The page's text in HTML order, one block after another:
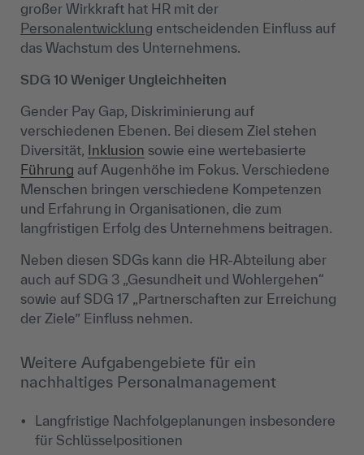
großer Wirkkraft hat HR mit der
Personalentwicklung entscheidenden Einfluss auf
das Wachstum des Unternehmens.
SDG 10 Weniger Ungleichheiten
Gender Pay Gap, Diskriminierung auf
verschiedenen Ebenen. Bei diesem Ziel stehen
Diversität, Inklusion sowie eine wertebasierte
Führung auf Augenhöhe im Fokus. Verschiedene
Menschen bringen verschiedene Kompetenzen
und Erfahrung in Organisationen, die zum
langfristigen Erfolg des Unternehmens beitragen.
Neben diesen SDGs kann die HR-Abteilung aber
auch auf SDG 3 „Gesundheit und Wohlergehen“
sowie auf SDG 17 „Partnerschaften zur Erreichung
der Ziele” Einfluss nehmen.
Weitere Aufgabengebiete für ein
nachhaltiges Personalmanagement
Langfristige Nachfolgeplanungen insbesondere
für Schlüsselpositionen